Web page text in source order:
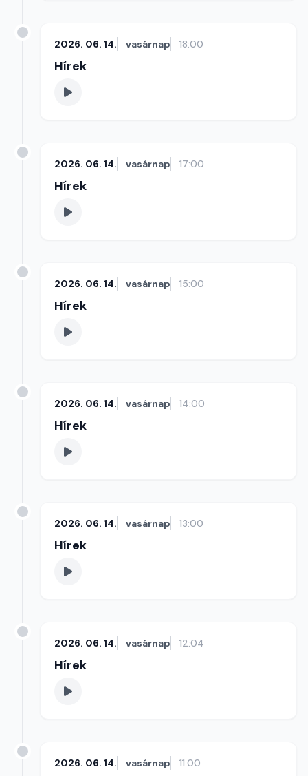
2026. 06. 14. vasárnap 18:00
Hírek
2026. 06. 14. vasárnap 17:00
Hírek
2026. 06. 14. vasárnap 15:00
Hírek
2026. 06. 14. vasárnap 14:00
Hírek
2026. 06. 14. vasárnap 13:00
Hírek
2026. 06. 14. vasárnap 12:04
Hírek
2026. 06. 14. vasárnap 11:00